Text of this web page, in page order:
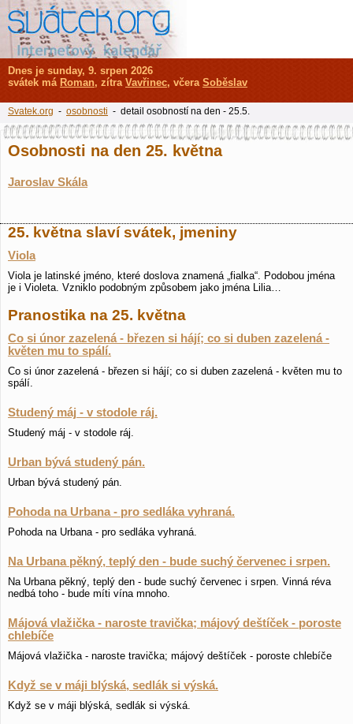
Osobnosti na den 25. května
Jaroslav Skála
25. května slaví svátek, jmeniny
Viola
Viola je latinské jméno, které doslova znamená „fialka“. Podobou jména
je i Violeta. Vzniklo podobným způsobem jako jména Lilia…
Pranostika na 25. května
Co si únor zazelená - březen si hájí; co si duben zazelená -
květen mu to spálí.
Co si únor zazelená - březen si hájí; co si duben zazelená - květen mu to
spálí.
Studený máj - v stodole ráj.
Studený máj - v stodole ráj.
Urban bývá studený pán.
Urban bývá studený pán.
Pohoda na Urbana - pro sedláka vyhraná.
Pohoda na Urbana - pro sedláka vyhraná.
Na Urbana pěkný, teplý den - bude suchý červenec i srpen.
Na Urbana pěkný, teplý den - bude suchý červenec i srpen. Vinná réva
nedbá toho - bude míti vína mnoho.
Májová vlažička - naroste travička; májový deštíček - poroste
chlebíče
Májová vlažička - naroste travička; májový deštíček - poroste chlebíče
Když se v máji blýská, sedlák si výská.
Když se v máji blýská, sedlák si výská.
Dnes je sunday, 9. srpen 2026
svátek má Roman, zítra Vavřinec, včera Soběslav
Svatek.org - osobnosti - detail osobností na den - 25.5.